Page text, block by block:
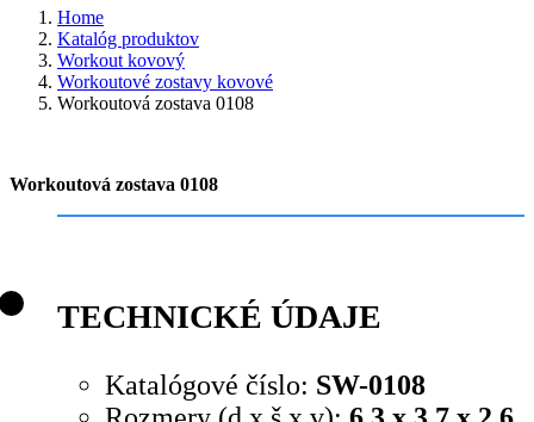
Home
Katalóg produktov
Workout kovový
Workoutové zostavy kovové
Workoutová zostava 0108
Workoutová zostava 0108
TECHNICKÉ ÚDAJE
Katalógové číslo: SW-0108